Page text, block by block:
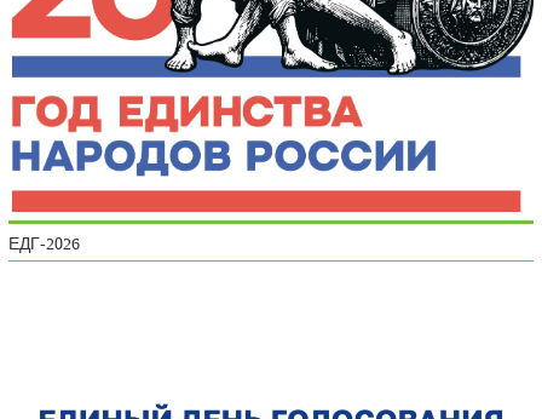
ЕДГ-2026